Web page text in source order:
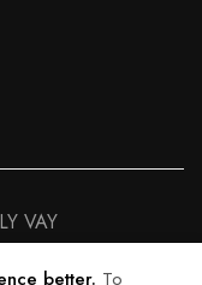
better. To
VAY